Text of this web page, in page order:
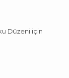
Düzeni için